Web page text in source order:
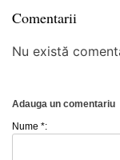
Comentarii
Nu există
Adauga un comentariu
Nume *: